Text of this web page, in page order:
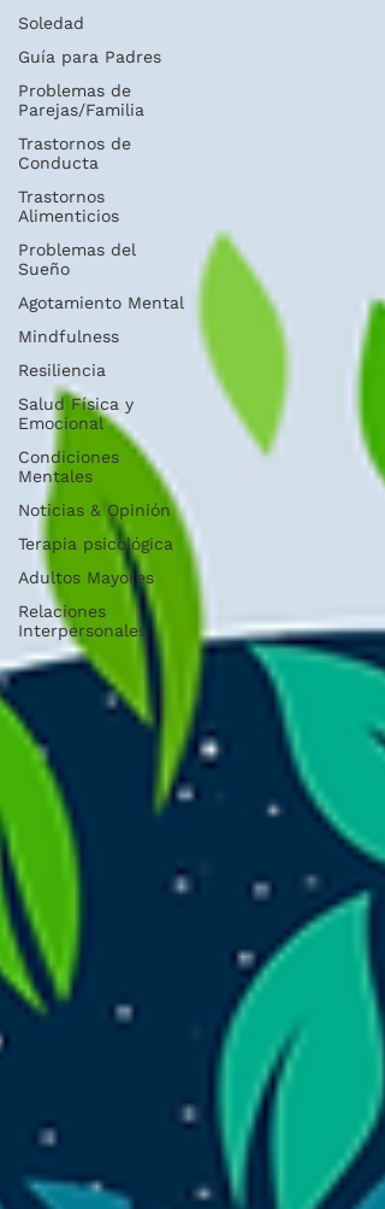
Soledad
Guía para Padres
Problemas de
Parejas/Familia
Trastornos de
Conducta
Trastornos
Alimenticios
Problemas del
Sueño
Agotamiento Mental
Mindfulness
Resiliencia
Salud Física y
Emocional
Condiciones
Mentales
Noticias & Opinión
Terapia psicológica
Adultos Mayores
Relaciones
Interpersonales